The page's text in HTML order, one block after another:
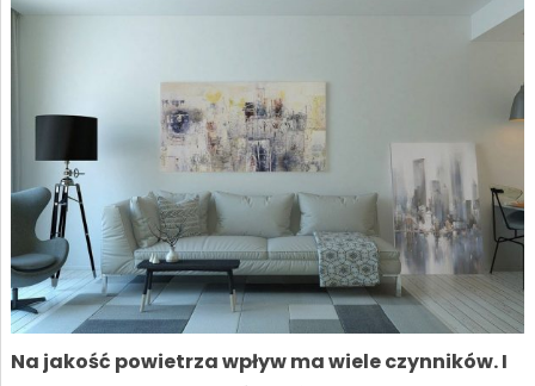
Na jakość powietrza wpływ ma wiele czynników. I